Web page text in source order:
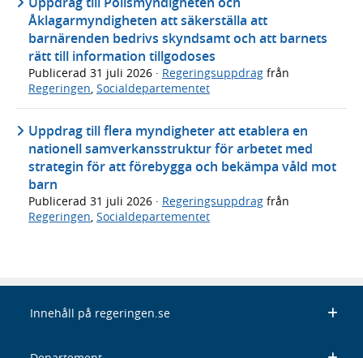
Åklagarmyndigheten att säkerställa att
barnärenden bedrivs skyndsamt och att barnets
rätt till information tillgodoses
Publicerad 31 juli 2026 · Regeringsuppdrag från
Regeringen, Socialdepartementet
Uppdrag till flera myndigheter att etablera en
nationell samverkansstruktur för arbetet med
strategin för att förebygga och bekämpa våld mot
barn
Publicerad 31 juli 2026 · Regeringsuppdrag från
Regeringen Socialdepartementet
Innehåll på regeringen.se